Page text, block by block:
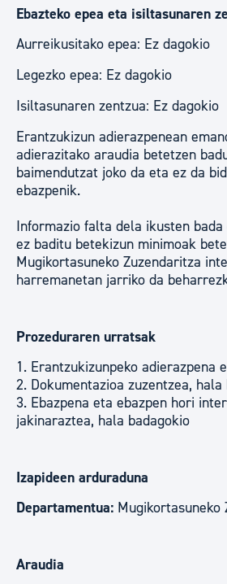
Ebazteko epea eta isiltasunaren
Aurreikusitako epea: Ez dagokio
Legezko epea: Ez dagokio
Isiltasunaren zentzua: Ez dagokio
Erantzukizun adierazpenean
adierazitako araudia betetzen
baimendutzat joko da eta ez da
ebazpenik.
Informazio falta dela ikusten
ez baditu betekizun minimoak
Mugikortasuneko Zuzendaritza
harremanetan jarriko da
Prozeduraren urratsak
1. Erantzukizunpeko adierazpena
2. Dokumentazioa zuzentzea, hala
3. Ebazpena eta ebazpen hori
jakinaraztea, hala badagokio
Izapideen arduraduna
Departamentua: Mugikortasuneko
Araudia